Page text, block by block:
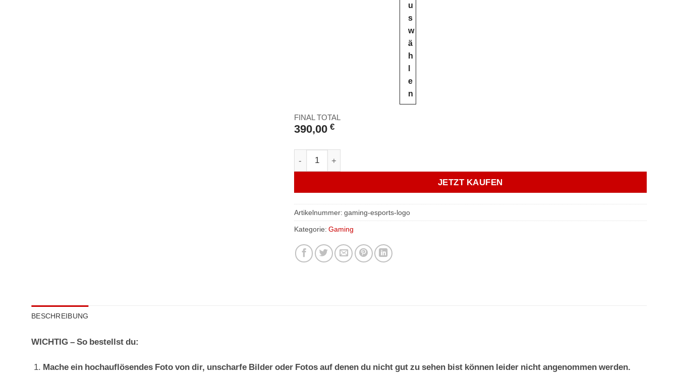
u
s
w
ä
h
l
e
n
FINAL TOTAL
390,00 €
Gaming / eSports / Clan Logo zeichnen lassen Menge
JETZT KAUFEN
Artikelnummer: gaming-esports-logo
Kategorie: Gaming
BESCHREIBUNG
WICHTIG – So bestellst du:
Mache ein hochauflösendes Foto von dir, unscharfe Bilder oder Fotos auf denen du nicht gut zu sehen bist können leider nicht angenommen werden.